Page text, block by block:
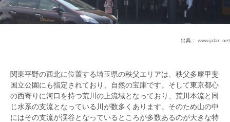
出典： www.jalan.net
関東平野の西北に位置する埼玉県の秩父エリアは、秩父多摩甲斐
国立公園にも指定されており、自然の宝庫です。そして東京都心
の西寄りに河口を持つ荒川の上流域となっており、荒川本流と同
じ水系の支流となっている川が数多くあります。そのため山の中
にはその支流が渓谷となっているところが多数あるのが大きな特